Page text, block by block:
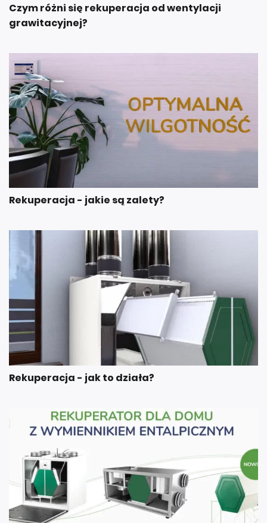
Czym różni się rekuperacja od wentylacji
grawitacyjnej?
Rekuperacja - jakie są zalety?
Rekuperacja - jak to działa?